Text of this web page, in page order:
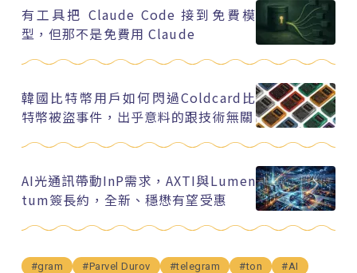
有工具把 Claude Code 接到免費模
型，但那不是免費用 Claude
韓國比特幣用戶如何閃過Coldcard比
特幣被盜事件，出乎意料的跟技術無關
AI光通訊帶動InP需求，AXTI與Lumen
tum簽長約，全新、穩懋有望受惠
#gram #Parvel Durov #telegram #ton
#AI